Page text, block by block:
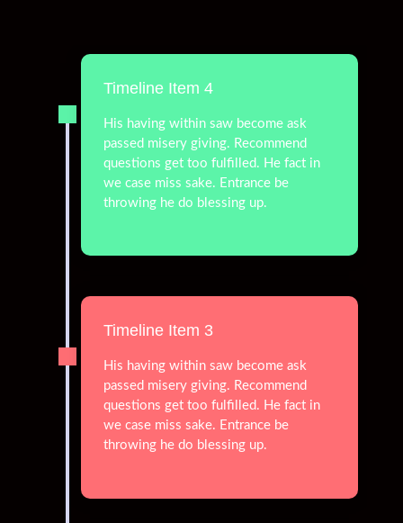
Timeline Item 4
His having within saw become ask
passed misery giving. Recommend
questions get too fulfilled. He fact in
we case miss sake. Entrance be
throwing he do blessing up.
Timeline Item 3
His having within saw become ask
passed misery giving. Recommend
questions get too fulfilled. He fact in
we case miss sake. Entrance be
throwing he do blessing up.